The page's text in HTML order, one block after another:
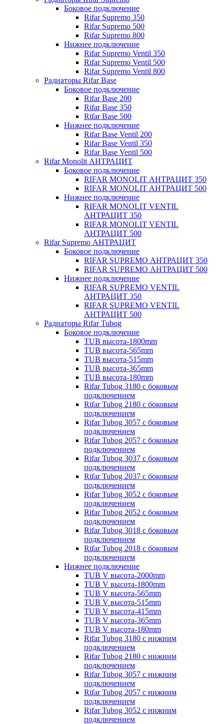
Боковое подключение
Rifar Supremo 350
Rifar Supremo 500
Rifar Supremo 800
Нижнее подключение
Rifar Supremo Ventil 350
Rifar Supremo Ventil 500
Rifar Supremo Ventil 800
Радиаторы Rifar Base
Боковое подключение
Rifar Base 200
Rifar Base 350
Rifar Base 500
Нижнее подключение
Rifar Base Ventil 200
Rifar Base Ventil 350
Rifar Base Ventil 500
Rifar Monolit АНТРАЦИТ
Боковое подключение
RIFAR MONOLIT АНТРАЦИТ 350
RIFAR MONOLIT АНТРАЦИТ 500
Нижнее подключение
RIFAR MONOLIT VENTIL
АНТРАЦИТ 350
RIFAR MONOLIT VENTIL
АНТРАЦИТ 500
Rifar Supremo АНТРАЦИТ
Боковое подключение
RIFAR SUPREMO АНТРАЦИТ 350
RIFAR SUPREMO АНТРАЦИТ 500
Нижнее подключение
RIFAR SUPREMO VENTIL
АНТРАЦИТ 350
RIFAR SUPREMO VENTIL
АНТРАЦИТ 500
Радиаторы Rifar Tubog
Боковое подключение
TUB высота-1800mm
TUB высота-565mm
TUB высота-515mm
TUB высота-365mm
TUB высота-180mm
Rifar Tubog 3180 с боковым
подключением
Rifar Tubog 2180 с боковым
подключением
Rifar Tubog 3057 с боковым
подключением
Rifar Tubog 2057 с боковым
подключением
Rifar Tubog 3037 с боковым
подключением
Rifar Tubog 2037 с боковым
подключением
Rifar Tubog 3052 с боковым
подключением
Rifar Tubog 2052 с боковым
подключением
Rifar Tubog 3018 с боковым
подключением
Rifar Tubog 2018 с боковым
подключением
Нижнее подключение
TUB V высота-2000mm
TUB V высота-1800mm
TUB V высота-565mm
TUB V высота-515mm
TUB V высота-415mm
TUB V высота-365mm
TUB V высота-180mm
Rifar Tubog 3180 с нижним
подключением
Rifar Tubog 2180 с нижним
подключением
Rifar Tubog 3057 с нижним
подключением
Rifar Tubog 2057 с нижним
подключением
Rifar Tubog 3052 с нижним
подключением